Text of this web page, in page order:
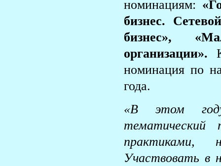
номинациям:
бизнес.
бизнес»,
организации».
номинация по
года.
«В этом
практиками,
Участвовать в